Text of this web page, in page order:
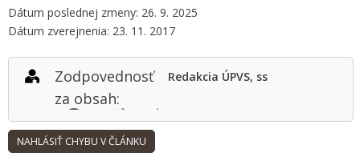
Dátum poslednej zmeny: 26. 9. 2025
Dátum zverejnenia: 23. 11. 2017
Zodpovednosť
za obsah:
Redakcia ÚPVS, ss